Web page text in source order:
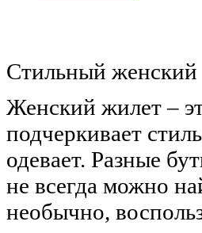
Стильный женский
Женский жилет –
подчеркивает
одевает. Разные
не всегда можно
необычно,